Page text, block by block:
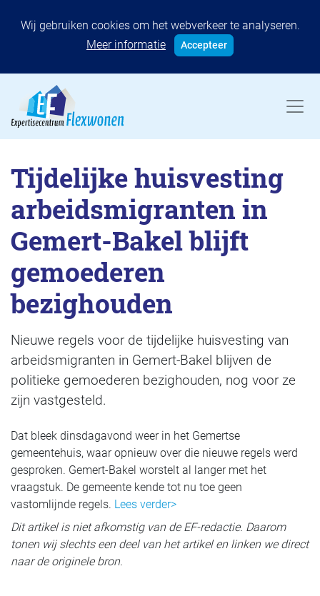
Wij gebruiken cookies om het webverkeer te analyseren.
Meer informatie
Accepteer
Tijdelijke huisvesting
arbeidsmigranten in
Gemert-Bakel blijft
gemoederen
bezighouden
Nieuwe regels voor de tijdelijke huisvesting van
arbeidsmigranten in Gemert-Bakel blijven de
politieke gemoederen bezighouden, nog voor ze
zijn vastgesteld.
Dat bleek dinsdagavond weer in het Gemertse
gemeentehuis, waar opnieuw over die nieuwe regels werd
gesproken. Gemert-Bakel worstelt al langer met het
vraagstuk. De gemeente kende tot nu toe geen
vastomlijnde regels. Lees verder>
Dit artikel is niet afkomstig van de EF-redactie. Daarom
tonen wij slechts een deel van het artikel en linken we direct
naar de originele bron.